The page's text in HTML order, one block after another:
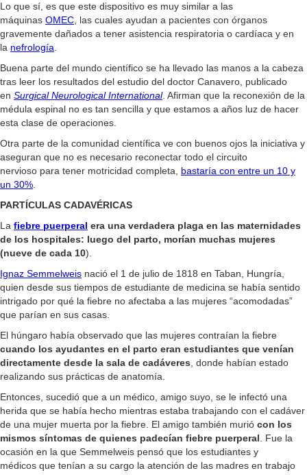
Lo que sí, es que este dispositivo es muy similar a las
máquinas OMEC , las cuales ayudan a pacientes con órganos
gravemente dañados a tener asistencia respiratoria o cardíaca y en
la nefrología
Buena parte del mundo científico se ha llevado las manos a la cabeza
tras leer los resultados del estudio del doctor Canavero, publicado
en Surgical Neurological International. Afirman que la reconexión de la
médula espinal no es tan sencilla y que estamos a años luz de hacer
esta clase de operaciones.
Otra parte de la comunidad científica ve con buenos ojos la iniciativa y
aseguran que no es necesario reconectar todo el circuito
nervioso para tener motricidad completa, bastaría con entre un 10 y
un 30%
PARTÍCULAS CADAVÉRICAS
La fiebre puerperal era una verdadera plaga en las maternidades
de los hospitales: luego del parto, morían muchas mujeres
(nueve de cada 10).
Ignaz Semmelweis nació el 1 de julio de 1818 en Taban, Hungría,
quien desde sus tiempos de estudiante de medicina se había sentido
intrigado por qué la fiebre no afectaba a las mujeres “acomodadas”
que parían en sus casas.
El húngaro había observado que las mujeres contraían la fiebre
cuando los ayudantes en el parto eran estudiantes que venían
directamente desde la sala de cadáveres , donde habían estado
realizando sus prácticas de anatomía.
Entonces, sucedió que a un médico, amigo suyo, se le infectó una
herida que se había hecho mientras estaba trabajando con el cadáver
de una mujer muerta por la fiebre. El amigo también murió con los
mismos síntomas de quienes padecían fiebre puerperal . Fue la
ocasión en la que Semmelweis pensó que los estudiantes y
médicos que tenían a su cargo la atención de las madres en trabajo